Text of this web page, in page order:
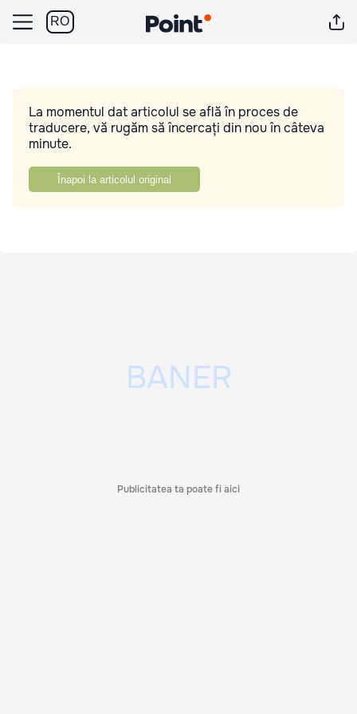
RO
La momentul dat articolul se află în proces de
traducere, vă rugăm să încercați din nou în câteva
minute.
Înapoi la articolul original
Publicitatea ta poate fi aici